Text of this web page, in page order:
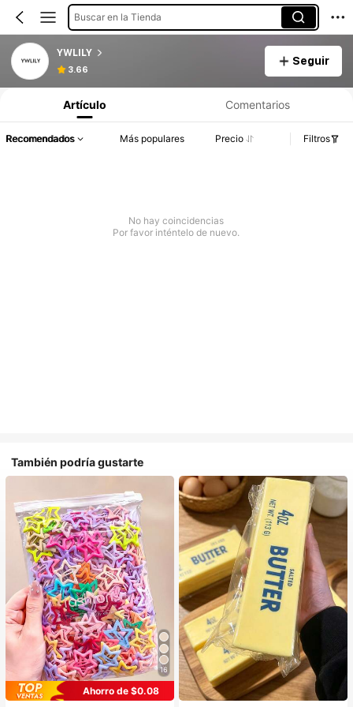
Buscar en la Tienda
YWLILY
3.66
Seguir
Artículo Comentarios
Recomendados Más populares Precio Filtros
No hay coincidencias
Por favor inténtelo de nuevo.
También podría gustarte
16
Ahorro de $0.08